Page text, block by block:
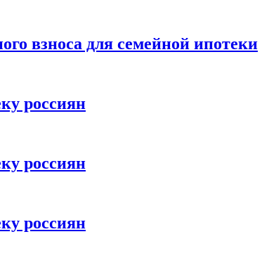
взноса для семейной ипотеки
россиян
россиян
россиян